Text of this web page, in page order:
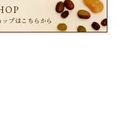
ップはこちらから